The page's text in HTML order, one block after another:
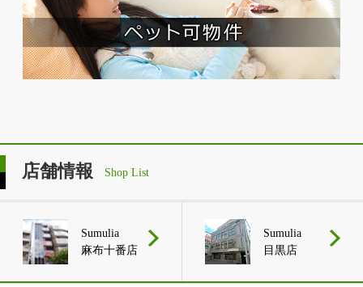
店舗情報 Shop List
Sumulia
麻布十番店
Sumulia
目黒店